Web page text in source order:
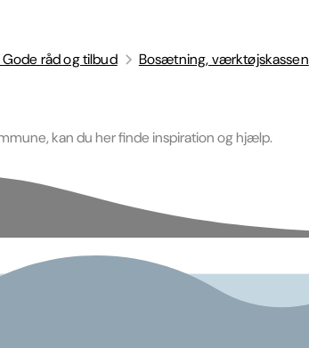
råd og tilbud Bosætning, værktøjskassen
kan du her finde inspiration og hjælp.